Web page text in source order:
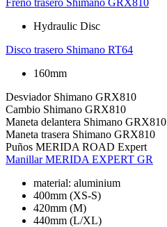
Freno trasero Shimano GRX810
Hydraulic Disc
Disco trasero Shimano RT64
160mm
Desviador Shimano GRX810
Cambio Shimano GRX810
Maneta delantera Shimano GRX810
Maneta trasera Shimano GRX810
Puños MERIDA ROAD Expert
Manillar MERIDA EXPERT GR
material: aluminium
400mm (XS-S)
420mm (M)
440mm (L/XL)